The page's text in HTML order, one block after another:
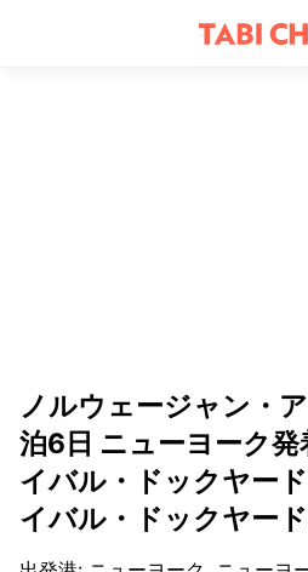
ノルウェージャン・
泊6日 ニューヨーク
イバル・ドックヤー
イバル・ドックヤー